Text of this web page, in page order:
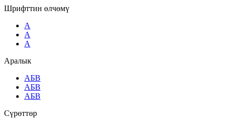
Шрифттин өлчөмү
A
A
A
Аралык
AБВ
AБВ
AБВ
Сүрөттөр